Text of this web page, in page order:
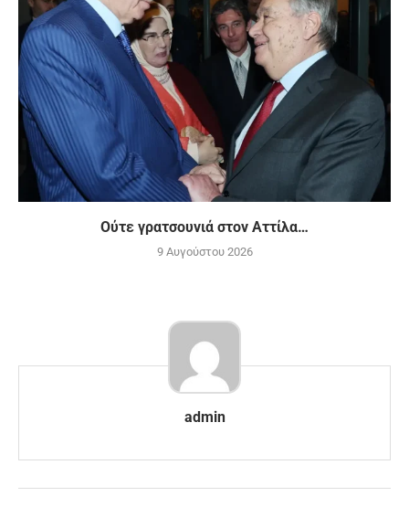
Ούτε γρατσουνιά στον Αττίλα…
9 Αυγούστου 2026
admin